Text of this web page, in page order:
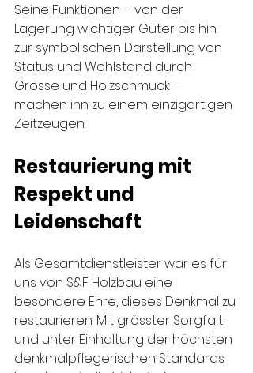
Seine Funktionen – von der
Lagerung wichtiger Güter bis hin
zur symbolischen Darstellung von
Status und Wohlstand durch
Grösse und Holzschmuck –
machen ihn zu einem einzigartigen
Zeitzeugen.
Restaurierung mit
Respekt und
Leidenschaft
Als Gesamtdienstleister war es für
uns von S&F Holzbau eine
besondere Ehre, dieses Denkmal zu
restaurieren. Mit grösster Sorgfalt
und unter Einhaltung der höchsten
denkmalpflegerischen Standards